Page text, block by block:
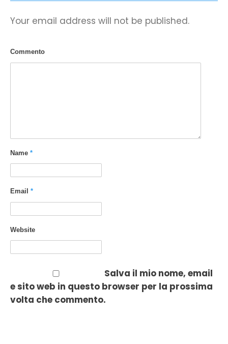
Your email address will not be published.
Commento
Name *
Email *
Website
Salva il mio nome, email
e sito web in questo browser per la prossima
volta che commento.